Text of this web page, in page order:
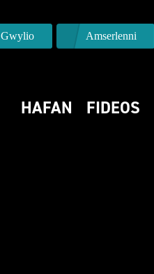
Gwylio Amserlenni
HAFAN FIDEOS